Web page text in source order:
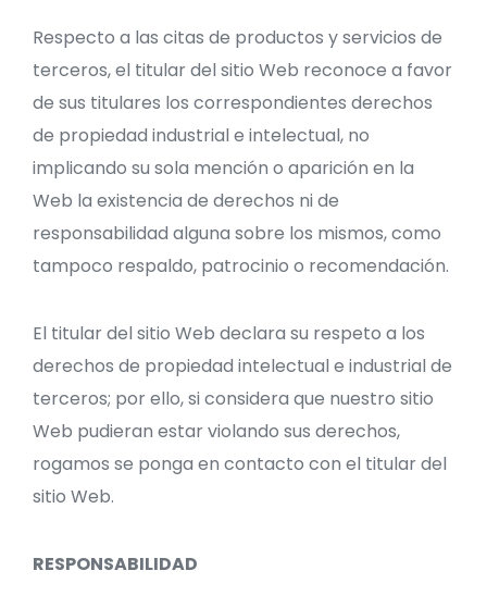
Respecto a las citas de productos y servicios de
terceros, el titular del sitio Web reconoce a favor
de sus titulares los correspondientes derechos
de propiedad industrial e intelectual, no
implicando su sola mención o aparición en la
Web la existencia de derechos ni de
responsabilidad alguna sobre los mismos, como
tampoco respaldo, patrocinio o recomendación.
El titular del sitio Web declara su respeto a los
derechos de propiedad intelectual e industrial de
terceros; por ello, si considera que nuestro sitio
Web pudieran estar violando sus derechos,
rogamos se ponga en contacto con el titular del
sitio Web.
RESPONSABILIDAD